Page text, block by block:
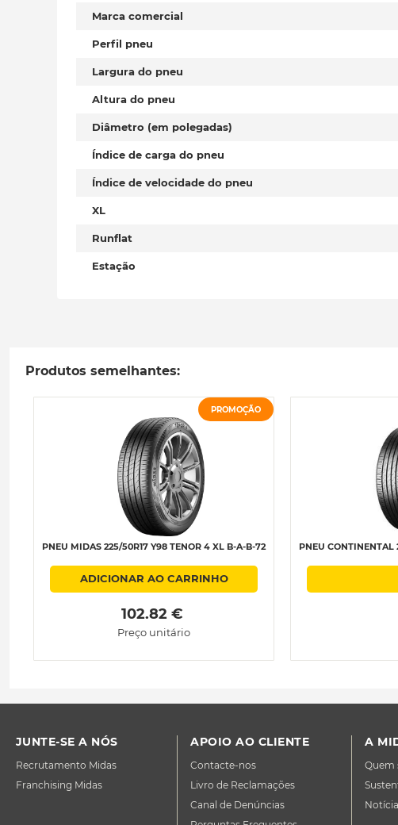
Marca comercial
Perfil pneu
Largura do pneu
Altura do pneu
Diâmetro (em polegadas)
Índice de carga do pneu
Índice de velocidade do pneu
XL
Runflat
Estação
Produtos semelhantes:
PROMOÇÃO
PNEU MIDAS 225/50R17 Y98 TENOR 4 XL B-A-B-72
ADICIONAR AO CARRINHO
102.82 €
Preço unitário
PNEU CONTINENTAL
JUNTE-SE A NÓS
Recrutamento Midas
Franchising Midas
APOIO AO CLIENTE
Contacte-nos
Livro de Reclamações
Canal de Denúncias
A
Quem